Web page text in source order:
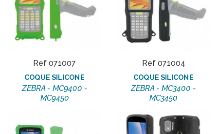
Ref 071007
COQUE SILICONE
ZEBRA - MC9400 -
MC9450
Ref 071004
COQUE SILICONE
ZEBRA - MC3400 -
MC3450